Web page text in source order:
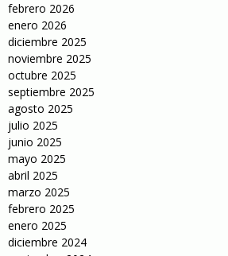
febrero 2026
enero 2026
diciembre 2025
noviembre 2025
octubre 2025
septiembre 2025
agosto 2025
julio 2025
junio 2025
mayo 2025
abril 2025
marzo 2025
febrero 2025
enero 2025
diciembre 2024